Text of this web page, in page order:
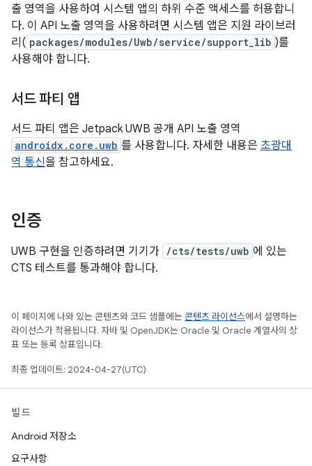
출 영역을 사용하여 시스템 앱의 하위 수준 액세스를 허용합니
다. 이 API 노출 영역을 사용하려면 시스템 앱은 지원 라이브러
리( packages/modules/Uwb/service/support_lib )를
사용해야 합니다.
서드 파티 앱
서드 파티 앱은 Jetpack UWB 공개 API 노출 영역
androidx.core.uwb 를 사용합니다. 자세한 내용은 초광대
역 통신을 참고하세요.
인증
UWB 구현을 인증하려면 기기가 /cts/tests/uwb 에 있는
CTS 테스트를 통과해야 합니다.
이 페이지에 나와 있는 콘텐츠와 코드 샘플에는 콘텐츠 라이선스에서 설명하는
라이선스가 적용됩니다. 자바 및 OpenJDK는 Oracle 및 Oracle 계열사의 상
표 또는 등록 상표입니다.
최종 업데이트: 2024-04-27(UTC)
빌드
Android 저장소
요구사항